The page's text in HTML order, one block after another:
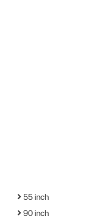
55 inch
90 inch